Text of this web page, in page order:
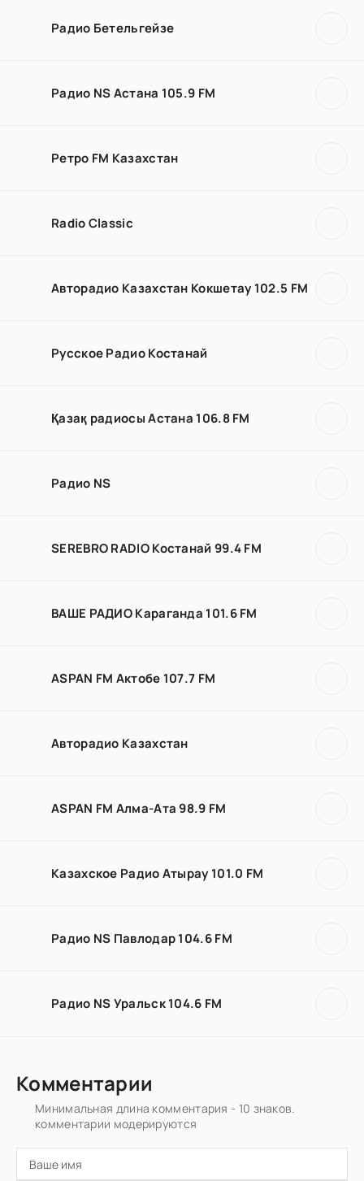
Радио Бетельгейзе
Радио NS Астана 105.9 FM
Ретро FM Казахстан
Radio Classic
Авторадио Казахстан Кокшетау 102.5 FM
Русское Радио Костанай
Қазақ радиосы Астана 106.8 FM
Радио NS
SEREBRO RADIO Костанай 99.4 FM
ВАШЕ РАДИО Караганда 101.6 FM
ASPAN FM Актобе 107.7 FM
Авторадио Казахстан
ASPAN FM Алма-Ата 98.9 FM
Казахское Радио Атырау 101.0 FM
Радио NS Павлодар 104.6 FM
Радио NS Уральск 104.6 FM
Комментарии
Минимальная длина комментария - 10 знаков.
комментарии модерируются